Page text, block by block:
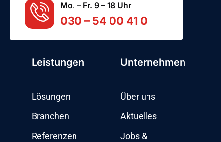
Mo. – Fr. 9 – 18 Uhr
030 – 54 00 41 0
Leistungen
Lösungen
Branchen
Referenzen
Unternehmen
Über uns
Aktuelles
Jobs &